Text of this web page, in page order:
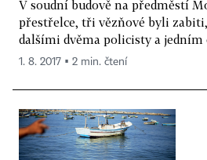
V soudní budově na předměstí
přestřelce, tři vězňové byli
dalšími dvěma policisty a jedním
1. 8. 2017 ▪ 2 min. čtení